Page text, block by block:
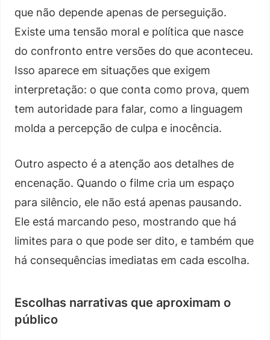
que não depende apenas de perseguição.
Existe uma tensão moral e política que nasce
do confronto entre versões do que aconteceu.
Isso aparece em situações que exigem
interpretação: o que conta como prova, quem
tem autoridade para falar, como a linguagem
molda a percepção de culpa e inocência.
Outro aspecto é a atenção aos detalhes de
encenação. Quando o filme cria um espaço
para silêncio, ele não está apenas pausando.
Ele está marcando peso, mostrando que há
limites para o que pode ser dito, e também que
há consequências imediatas em cada escolha.
Escolhas narrativas que aproximam o
público